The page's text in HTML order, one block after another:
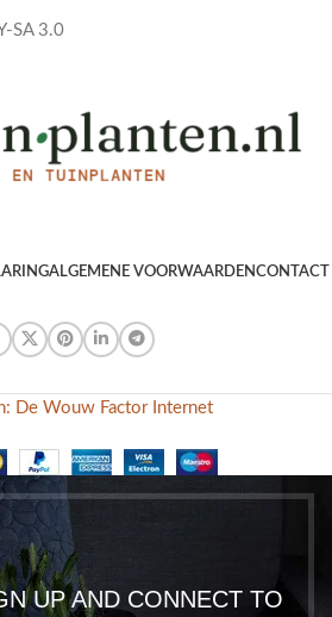
SA 3.0
ALGEMENE VOORWAARDENCONTACT
De Wouw Factor Internet
UP AND CONNECT TO